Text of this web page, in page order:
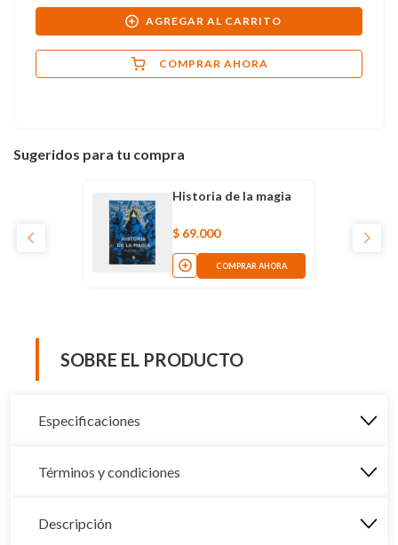
AGREGAR AL CARRITO
COMPRAR AHORA
Sugeridos para tu compra
Historia de la magia
$ 69.000
COMPRAR AHORA
SOBRE EL PRODUCTO
Especificaciones
Términos y condiciones
Descripción